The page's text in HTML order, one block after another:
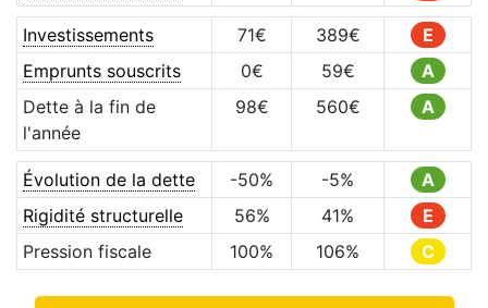
Investissements 71€ 389€
E
Emprunts souscrits
0€ 59€
A
Dette à la fin de
l'année
98€ 560€ A
Évolution de la dette -50% -5%
A
Rigidité structurelle
56% 41%
E
Pression fiscale
100% 106% C